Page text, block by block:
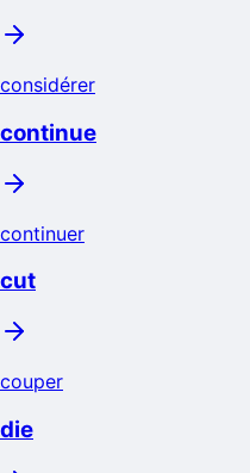
considérer
continue
continuer
cut
couper
die